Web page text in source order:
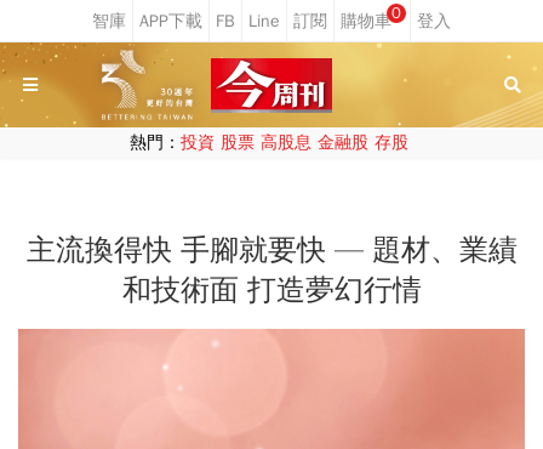
0
熱門： 投資 股票 高股息 金融股 存股
主流換得快 手腳就要快 — 題材、業績
和技術面 打造夢幻行情